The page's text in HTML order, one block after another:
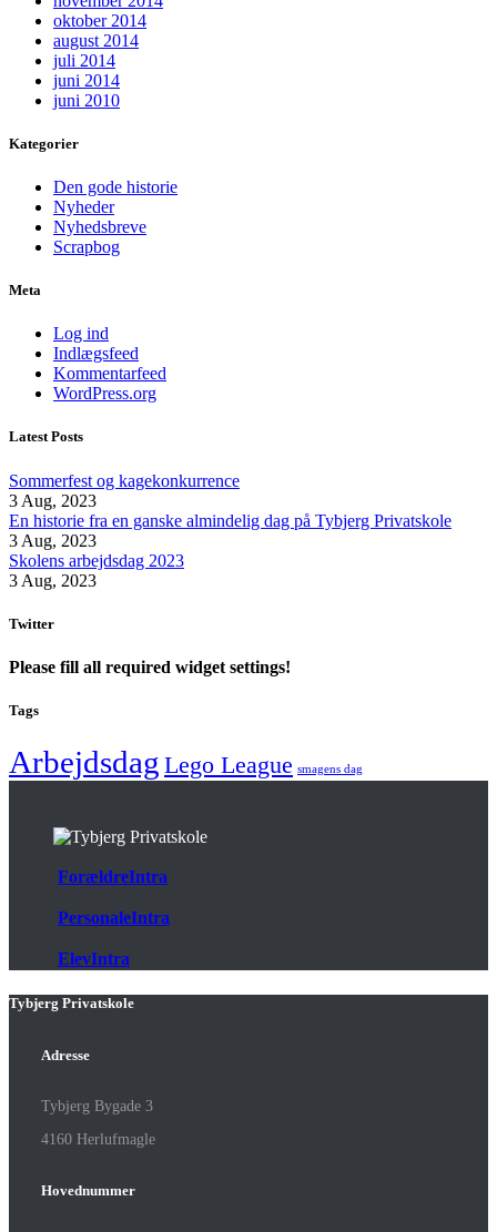
oktober 2014
august 2014
juli 2014
juni 2014
juni 2010
Kategorier
Den gode historie
Nyheder
Nyhedsbreve
Scrapbog
Meta
Log ind
Indlægsfeed
Kommentarfeed
WordPress.org
Latest Posts
Sommerfest og kagekonkurrence
3 Aug, 2023
En historie fra en ganske almindelig dag på Tybjerg Privatskole
3 Aug, 2023
Skolens arbejdsdag 2023
3 Aug, 2023
Twitter
Please fill all required widget settings!
Tags
Arbejdsdag Lego League smagens dag
ForældreIntra
PersonaleIntra
ElevIntra
Tybjerg Privatskole
Adresse
Tybjerg Bygade 3
4160 Herlufmagle
Hovednummer